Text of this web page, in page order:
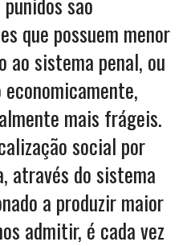
que possuem menor
ao sistema penal, ou
mais frágeis.
social por
através do sistema
a produzir maior
admitir, é cada vez